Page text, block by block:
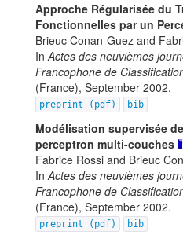
Approche Régularisée du
Fonctionnelles par un
Brieuc Conan-Guez and
InActes des neuvièmes
Francophone de
(France), September 2002.
preprint (pdf) bib
Modélisation supervisée
perceptron multi-couches
Fabrice Rossi and Brieuc
InActes des neuvièmes
Francophone de
(France), September 2002.
preprint (pdf) bib